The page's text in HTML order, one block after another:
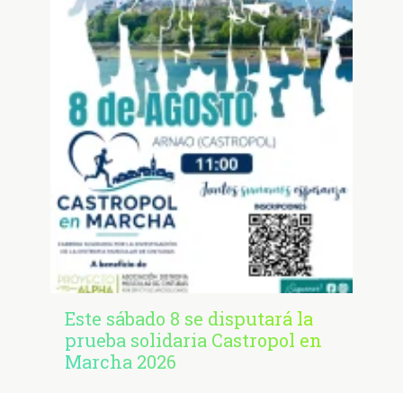
Este sábado 8 se disputará la
prueba solidaria Castropol en
Marcha 2026